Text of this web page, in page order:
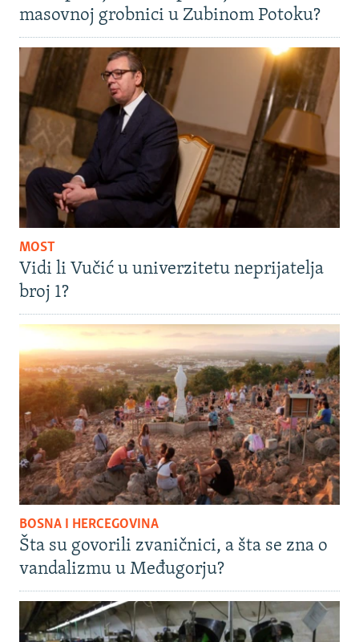
masovnoj grobnici u Zubinom Potoku?
MOST
Vidi li Vučić u univerzitetu neprijatelja
broj 1?
BOSNA I HERCEGOVINA
Šta su govorili zvaničnici, a šta se zna o
vandalizmu u Međugorju?